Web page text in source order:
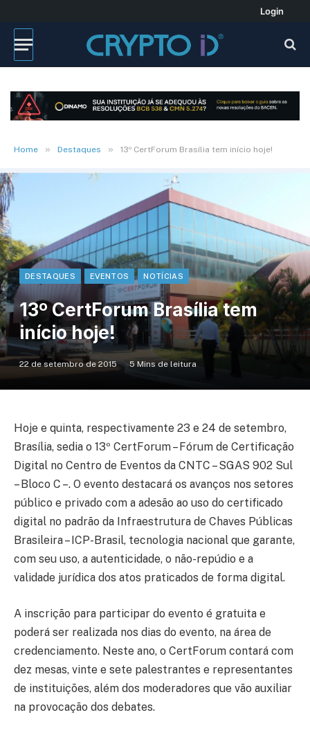
Login
Home » Destaques » 13º CertForum Brasília tem início hoje!
DESTAQUES EVENTOS NOTÍCIAS
13º CertForum Brasília tem
início hoje!
22 de setembro de 2015 5 Mins de leitura
Hoje e quinta, respectivamente 23 e 24 de setembro,
Brasília, sedia o 13º CertForum – Fórum de Certificação
Digital no Centro de Eventos da CNTC – SGAS 902 Sul
– Bloco C –. O evento destacará os avanços nos setores
público e privado com a adesão ao uso do certificado
digital no padrão da Infraestrutura de Chaves Públicas
Brasileira – ICP-Brasil, tecnologia nacional que garante,
com seu uso, a autenticidade, o não-repúdio e a
validade jurídica dos atos praticados de forma digital.
A inscrição para participar do evento é gratuita e
poderá ser realizada nos dias do evento, na área de
credenciamento. Neste ano, o CertForum contará com
dez mesas, vinte e sete palestrantes e representantes
de instituições, além dos moderadores que vão auxiliar
na provocação dos debates.